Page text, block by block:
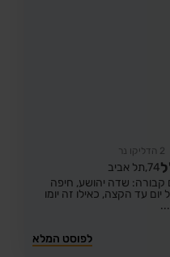
2 הדליקו נר
74, תל אביב
קבורה: שדה יהושע, חיפה
יום עד הקצה, כאילו זה יומו
לפוסט המלא